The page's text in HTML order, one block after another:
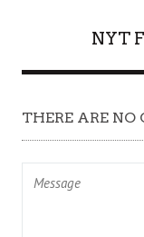
NYT
THERE ARE NO